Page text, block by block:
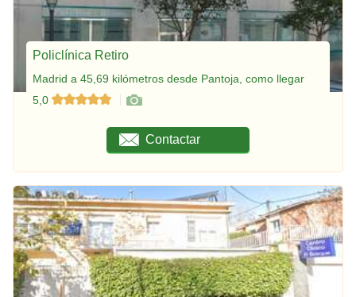
Policlínica Retiro
Madrid a 45,69 kilómetros desde Pantoja, como llegar
5,0
Contactar